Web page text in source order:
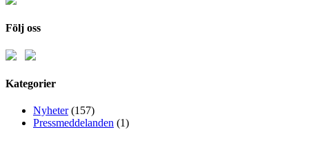
Följ oss
Kategorier
Nyheter(157)
Pressmeddelanden (1)